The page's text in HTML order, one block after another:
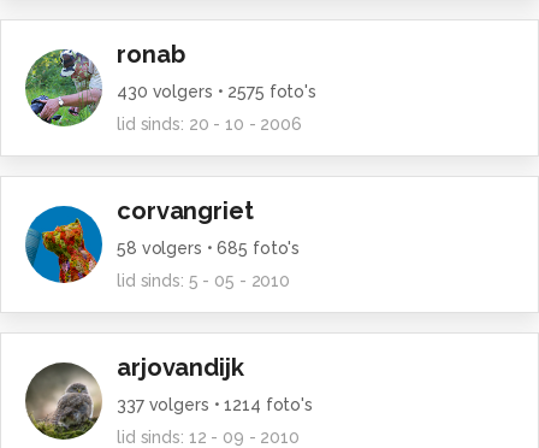
ronab
430 volgers • 2575 foto's
lid sinds: 20 - 10 - 2006
corvangriet
58 volgers •685 foto's
lid sinds: 5 - 05 - 2010
arjovandijk
337volgers •1214 foto's
lid sinds: 12 - 09 - 2010